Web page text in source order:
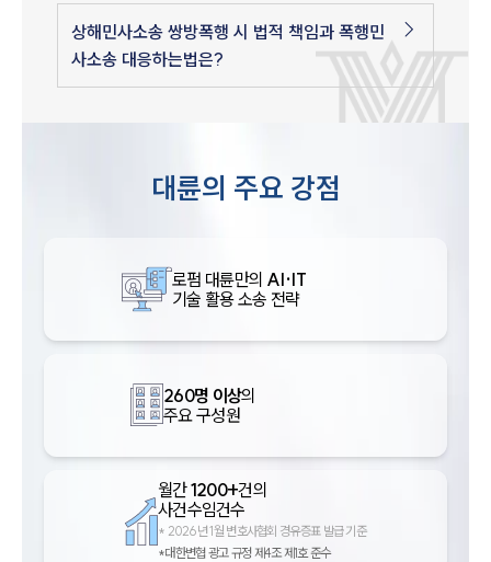
상해민사소송 쌍방폭행 시 법적 책임과 폭행민
사소송 대응하는법은?
대륜의 주요 강점
로펌 대륜만의 AI·IT
기술 활용 소송 전략
260명 이상의
주요 구성원
월간1200+건의
사건수임건수
* 2026년 1월 변호사협회 경유증표 발급 기준
*대한변협 광고 규정 제4조 제1호 준수